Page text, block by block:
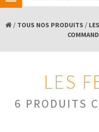
/ TOUS NOS PRODUITS /
LES
6 PRODUITS